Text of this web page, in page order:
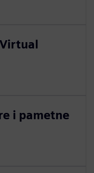
i pametne